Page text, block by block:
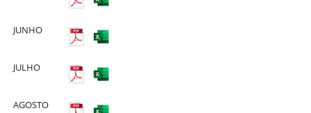
JUNHO
JULHO
AGOSTO